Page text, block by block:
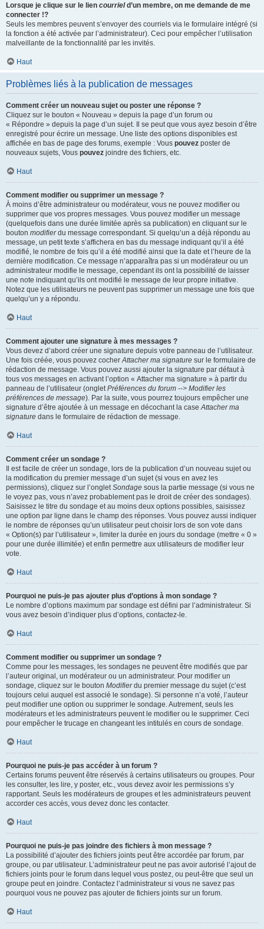
Lorsque je clique sur le lien courrield’un membre, on me demande de me
connecter !?
Seuls les membres peuvent s’envoyer des courriels via le formulaire intégré (si
la fonction a été activée par l’administrateur). Ceci pour empêcher l’utilisation
malveillante de la fonctionnalité par les invités.
Haut
Problèmes liés à la publication de messages
Comment créer un nouveau sujet ou poster une réponse ?
Cliquez sur le bouton « Nouveau » depuis la page d’un forum ou
« Répondre » depuis la page d’un sujet. Il se peut que vous ayez besoin d’être
enregistré pour écrire un message. Une liste des options disponibles est
affichée en bas de page des forums, exemple : Vous pouvez poster de
nouveaux sujets, Vous pouvez joindre des fichiers, etc.
Haut
Comment modifier ou supprimer un message ?
À moins d’être administrateur ou modérateur, vous ne pouvez modifier ou
supprimer que vos propres messages. Vous pouvez modifier un message
(quelquefois dans une durée limitée après sa publication) en cliquant sur le
bouton modifierdu message correspondant. Si quelqu’un a déjà répondu au
message, un petit texte s’affichera en bas du message indiquant qu’il a été
modifié, le nombre de fois qu’il a été modifié ainsi que la date et l’heure de la
dernière modification. Ce message n’apparaîtra pas si un modérateur ou un
administrateur modifie le message, cependant ils ont la possibilité de laisser
une note indiquant qu’ils ont modifié le message de leur propre initiative.
Notez que les utilisateurs ne peuvent pas supprimer un message une fois que
quelqu’un y a répondu.
Haut
Comment ajouter une signature à mes messages ?
Vous devez d’abord créer une signature depuis votre panneau de l’utilisateur.
Une fois créée, vous pouvez cocherAttacher ma signature sur le formulaire de
rédaction de message. Vous pouvez aussi ajouter la signature par défaut à
tous vos messages en activant l’option « Attacher ma signature » à partir du
panneau de l’utilisateur (ongletPréférences du forum --> Modifier les
préférences de message). Par la suite, vous pourrez toujours empêcher une
signature d’être ajoutée à un message en décochant la caseAttacher ma
signature dans le formulaire de rédaction de message.
Haut
Comment créer un sondage ?
Il est facile de créer un sondage, lors de la publication d’un nouveau sujet ou
la modification du premier message d’un sujet (si vous en avez les
permissions), cliquez sur l’ongletSondage sous la partie message (si vous ne
le voyez pas, vous n’avez probablement pas le droit de créer des sondages).
Saisissez le titre du sondage et au moins deux options possibles, saisissez
une option par ligne dans le champ des réponses. Vous pouvez aussi indiquer
le nombre de réponses qu’un utilisateur peut choisir lors de son vote dans
« Option(s) par l’utilisateur », limiter la durée en jours du sondage (mettre « 0 »
pour une durée illimitée) et enfin permettre aux utilisateurs de modifier leur
vote.
Haut
Pourquoi ne puis-je pas ajouter plus d’options à mon sondage ?
Le nombre d’options maximum par sondage est défini par l’administrateur. Si
vous avez besoin d’indiquer plus d’options, contactez-le.
Haut
Comment modifier ou supprimer un sondage ?
Comme pour les messages, les sondages ne peuvent être modifiés que par
l’auteur original, un modérateur ou un administrateur. Pour modifier un
sondage, cliquez sur le bouton Modifierdu premier message du sujet (c’est
toujours celui auquel est associé le sondage). Si personne n’a voté, l’auteur
peut modifier une option ou supprimer le sondage. Autrement, seuls les
modérateurs et les administrateurs peuvent le modifier ou le supprimer. Ceci
pour empêcher le trucage en changeant les intitulés en cours de sondage.
Haut
Pourquoi ne puis-je pas accéder à un forum ?
Certains forums peuvent être réservés à certains utilisateurs ou groupes. Pour
les consulter, les lire, y poster, etc., vous devez avoir les permissions s’y
rapportant. Seuls les modérateurs de groupes et les administrateurs peuvent
accorder ces accès, vous devez donc les contacter.
Haut
Pourquoi ne puis-je pas joindre des fichiers à mon message ?
La possibilité d’ajouter des fichiers joints peut être accordée par forum, par
groupe, ou par utilisateur. L’administrateur peut ne pas avoir autorisé l’ajout de
fichiers joints pour le forum dans lequel vous postez, ou peut-être que seul un
groupe peut en joindre. Contactez l’administrateur si vous ne savez pas
pourquoi vous ne pouvez pas ajouter de fichiers joints sur un forum.
Haut